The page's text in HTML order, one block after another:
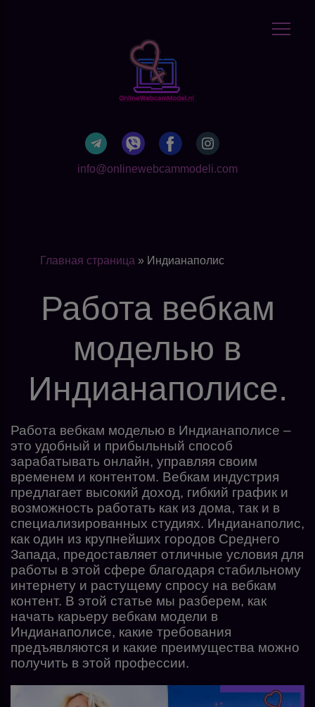
info@onlinewebcammodeli.com
Главная страница » Индианаполис
Работа вебкам
моделью в
Индианаполисе.
Работа вебкам моделью в Индианаполисе –
это удобный и прибыльный способ
зарабатывать онлайн, управляя своим
временем и контентом. Вебкам индустрия
предлагает высокий доход, гибкий график и
возможность работать как из дома, так и в
специализированных студиях. Индианаполис,
как один из крупнейших городов Среднего
Запада, предоставляет отличные условия для
работы в этой сфере благодаря стабильному
интернету и растущему спросу на вебкам
контент. В этой статье мы разберем, как
начать карьеру вебкам модели в
Индианаполисе, какие требования
предъявляются и какие преимущества можно
получить в этой профессии.